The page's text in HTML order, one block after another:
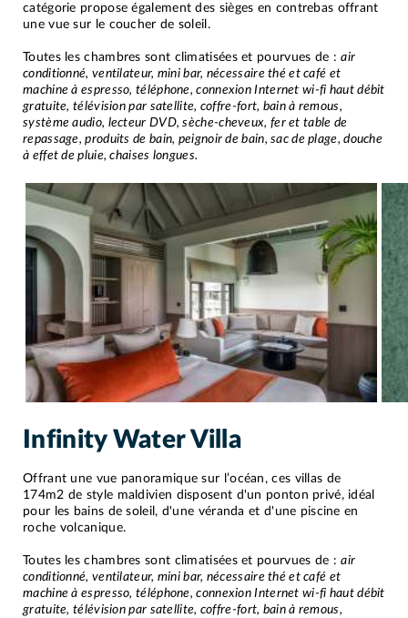
catégorie propose également des sièges en contrebas offrant
une vue sur le coucher de soleil.
Toutes les chambres sont climatisées et pourvues de :air
conditionné, ventilateur, mini bar, nécessaire thé et café et
machine à espresso, téléphone, connexion Internet wi-fi haut débit
gratuite, télévision par satellite, coffre-fort, bain à remous,
système audio, lecteur DVD, sèche-cheveux, fer et table de
repassage, produits de bain, peignoir de bain, sac de plage, douche
à effet de pluie, chaises longues.
Infinity Water Villa
Offrant une vue panoramique sur l’océan, ces villas de
174m2 de style maldivien disposent d'un ponton privé, idéal
pour les bains de soleil, d'une véranda et d'une piscine en
roche volcanique.
Toutes les chambres sont climatisées et pourvues de :air
conditionné, ventilateur, mini bar, nécessaire thé et café et
machine à espresso, téléphone, connexion Internet wi-fi haut débit
gratuite, télévision par satellite, coffre-fort, bain à remous,